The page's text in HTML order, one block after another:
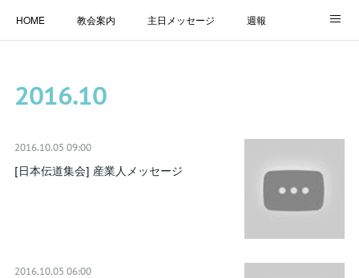
HOME 教会案内 主日メッセージ 週報
LINK
2016.10
2016.10.05 09:00
[日本伝道集会] 産業人メッセージ
2016.10.05 06:00